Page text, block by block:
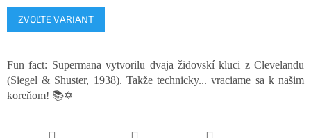
Jednotková
cena:
ZVOĽTE VARIANT
Fun fact: Supermana vytvorilu dvaja židovskí kluci z Clevelandu
(Siegel & Shuster, 1938). Takže technicky... vraciame sa k našim
koreňom! 📚✡️